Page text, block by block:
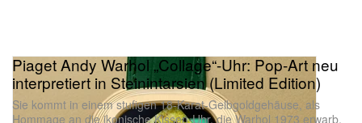
Piaget Andy Warhol „Collage“-Uhr: Pop-Art neu
interpretiert in Steinintarsien (Limited Edition)
Sie kommt in einem stufigen 18-Karat-Gelbgoldgehäuse, als
Hommage an die ikonische Kissen-Uhr, die Warhol 1973 erwarb.